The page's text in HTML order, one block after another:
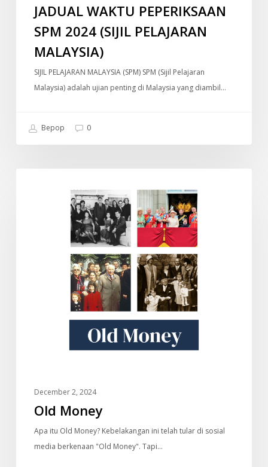
JADUAL WAKTU PEPERIKSAAN
SPM 2024 (SIJIL PELAJARAN
MALAYSIA)
SIJIL PELAJARAN MALAYSIA (SPM) SPM (Sijil Pelajaran
Malaysia) adalah ujian penting di Malaysia yang diambil…
Bepop 0
DOKUMENTARI
December 2, 2024
Old Money
Apa itu Old Money? Kebelakangan ini telah tular di sosial
media berkenaan "Old Money". Tapi…